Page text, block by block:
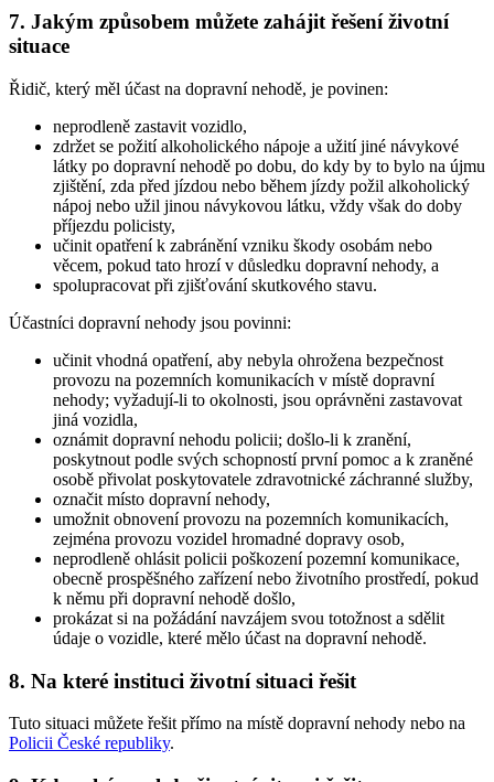
7. Jakým způsobem můžete zahájit řešení životní
situace
Řidič, který měl účast na dopravní nehodě, je povinen:
neprodleně zastavit vozidlo,
zdržet se požití alkoholického nápoje a užití jiné návykové
látky po dopravní nehodě po dobu, do kdy by to bylo na újmu
zjištění, zda před jízdou nebo během jízdy požil alkoholický
nápoj nebo užil jinou návykovou látku, vždy však do doby
příjezdu policisty,
učinit opatření k zabránění vzniku škody osobám nebo
věcem, pokud tato hrozí v důsledku dopravní nehody, a
spolupracovat při zjišťování skutkového stavu.
Účastníci dopravní nehody jsou povinni:
učinit vhodná opatření, aby nebyla ohrožena bezpečnost
provozu na pozemních komunikacích v místě dopravní
nehody; vyžadují-li to okolnosti, jsou oprávněni zastavovat
jiná vozidla,
oznámit dopravní nehodu policii; došlo-li k zranění,
poskytnout podle svých schopností první pomoc a k zraněné
osobě přivolat poskytovatele zdravotnické záchranné služby,
označit místo dopravní nehody,
umožnit obnovení provozu na pozemních komunikacích,
zejména provozu vozidel hromadné dopravy osob,
neprodleně ohlásit policii poškození pozemní komunikace,
obecně prospěšného zařízení nebo životního prostředí, pokud
k němu při dopravní nehodě došlo,
prokázat si na požádání navzájem svou totožnost a sdělit
údaje o vozidle, které mělo účast na dopravní nehodě.
8. Na které instituci životní situaci řešit
Tuto situaci můžete řešit přímo na místě dopravní nehody nebo na
Policii České republiky.